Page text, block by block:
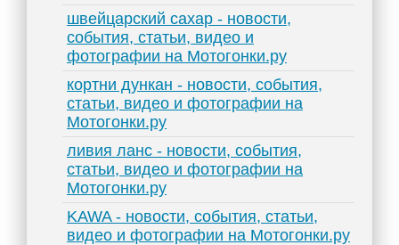
швейцарский сахар - новости,
события, статьи, видео и
фотографии на Мотогонки.ру
кортни дункан - новости, события,
статьи, видео и фотографии на
Мотогонки.ру
ливия ланс - новости, события,
статьи, видео и фотографии на
Мотогонки.ру
KAWA - новости, события, статьи,
видео и фотографии на Мотогонки.ру